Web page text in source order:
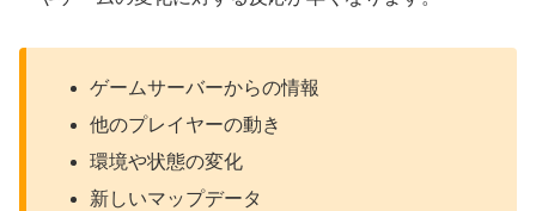
ゲームサーバーからの情報
他のプレイヤーの動き
環境や状態の変化
新しいマップデータ